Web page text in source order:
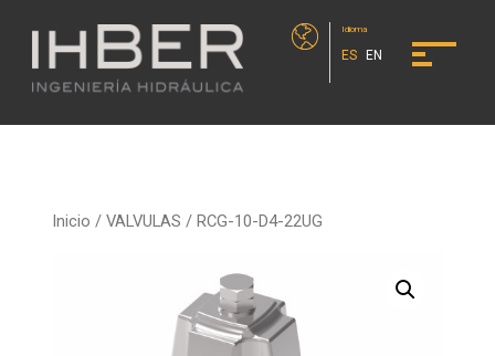
Idioma
ES EN
Inicio /VALVULAS / RCG-10-D4-22UG